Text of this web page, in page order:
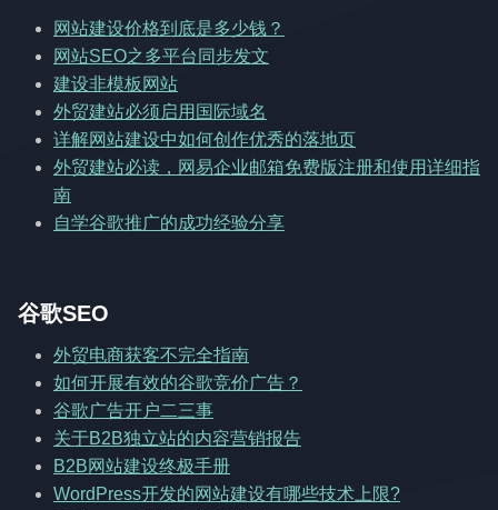
网站建设价格到底是多少钱？
网站SEO之多平台同步发文
建设非模板网站
外贸建站必须启用国际域名
详解网站建设中如何创作优秀的落地页
外贸建站必读，网易企业邮箱免费版注册和使用详细指
南
自学谷歌推广的成功经验分享
谷歌SEO
外贸电商获客不完全指南
如何开展有效的谷歌竞价广告？
谷歌广告开户二三事
关于B2B独立站的内容营销报告
B2B网站建设终极手册
WordPress开发的网站建设有哪些技术上限?